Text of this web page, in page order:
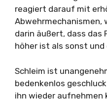
reagiert darauf mit
Abwehrmechanismen,
darin äußert, dass das
höher ist als sonst und
Schleim ist
bedenkenlos
ihn wieder aufnehmen